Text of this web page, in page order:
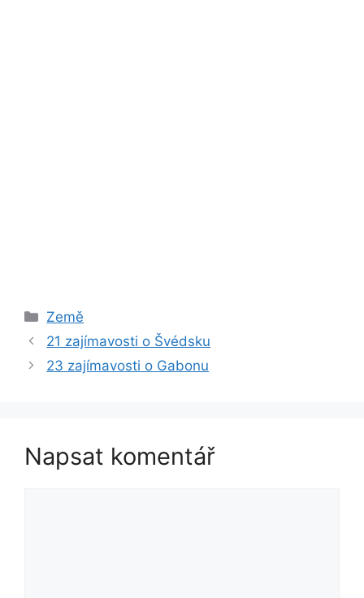
Rubriky
Země
21 zajímavosti o Švédsku
23 zajímavosti o Gabonu
Napsat komentář